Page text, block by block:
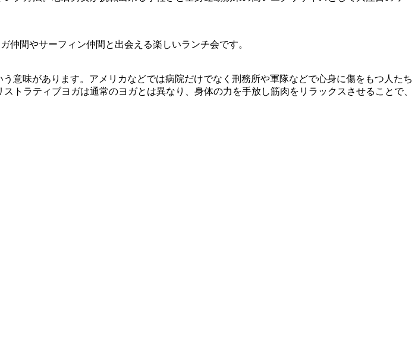
仲間やサーフィン仲間と出会える楽しいランチ会です。
意味があります。アメリカなどでは病院だけでなく刑務所や軍隊などで心身に傷をもつ人たち
トラティブヨガは通常のヨガとは異なり、身体の力を手放し筋肉をリラックスさせることで、